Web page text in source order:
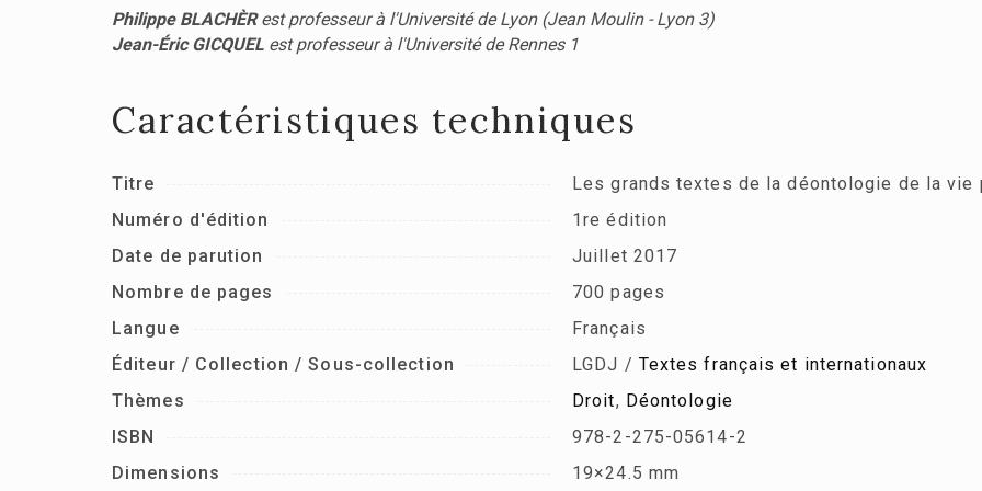
Philippe BLACHÈRest professeur à l'Université de Lyon (Jean Moulin - Lyon 3)
Jean-Éric GICQUEL est professeur à l'Université de Rennes 1
Caractéristiques techniques
Titre
Les grands textes de la déontologie de la vie
Numéro d'édition
1re édition
Date de parution
Juillet 2017
Nombre de pages
700 pages
Langue
Français
Éditeur / Collection / Sous-collection
LGDJ / Textes français et internationaux
Thèmes
Droit, Déontologie
ISBN
978-2-275-05614-2
Dimensions
19×24.5 mm